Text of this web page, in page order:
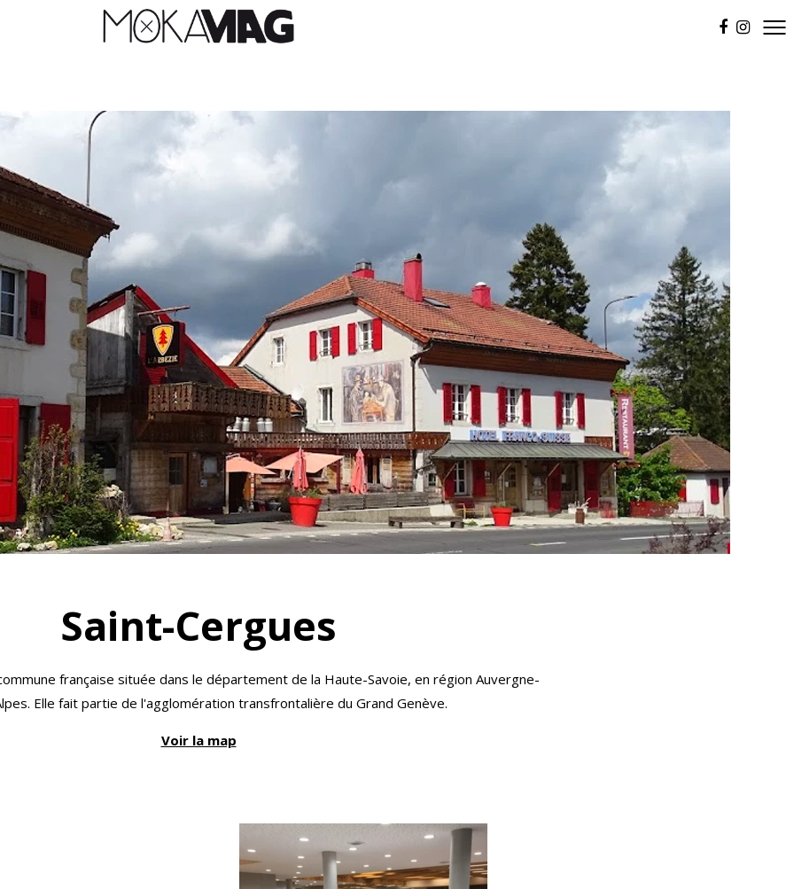
Saint-Cergues
française située dans le département de la Haute-Savoie, en région Auvergne-
Elle fait partie de l'agglomération transfrontalière du Grand Genève.
Voir la map